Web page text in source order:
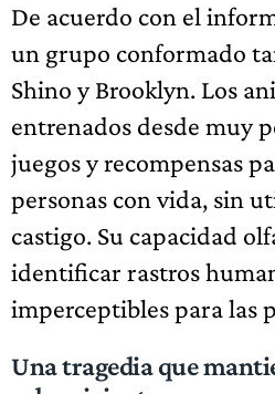
De acuerdo con el
un grupo conformado
Shino y Brooklyn. Los
entrenados desde muy
juegos y recompensas
personas con vida, sin
castigo. Su capacidad
identificar rastros
imperceptibles para las
Una tragedia que